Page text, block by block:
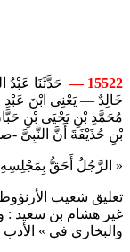
15522 —
حَدَّثَنَا عَبْدُ
خَالِدٌ — يَعْنِى ابْنَ
مُحَمَّدِ بْنِ يَحْيَى بْنِ
بْنِ حُذَيْفَةَ أَنَّ النَّبِىَّ -
« الرَّجُلُ أَحَقُّ
تعليق شعيب
غير هشام بن سعيد :
والبخاري في » الأدب